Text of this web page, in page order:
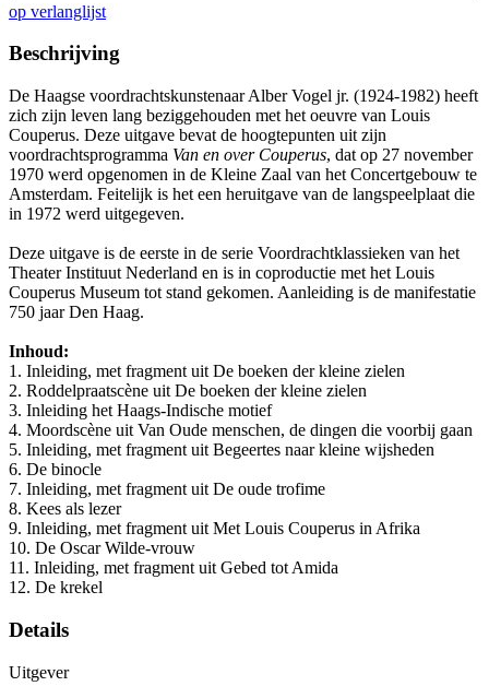
op verlanglijst
Beschrijving
De Haagse voordrachtskunstenaar Alber Vogel jr. (1924-1982) heeft
zich zijn leven lang beziggehouden met het oeuvre van Louis
Couperus. Deze uitgave bevat de hoogtepunten uit zijn
voordrachtsprogramma Van en over Couperus, dat op 27 november
1970 werd opgenomen in de Kleine Zaal van het Concertgebouw te
Amsterdam. Feitelijk is het een heruitgave van de langspeelplaat die
in 1972 werd uitgegeven.
Deze uitgave is de eerste in de serie Voordrachtklassieken van het
Theater Instituut Nederland en is in coproductie met het Louis
Couperus Museum tot stand gekomen. Aanleiding is de manifestatie
750 jaar Den Haag.
Inhoud:
1. Inleiding, met fragment uit De boeken der kleine zielen
2. Roddelpraatscène uit De boeken der kleine zielen
3. Inleiding het Haags-Indische motief
4. Moordscène uit Van Oude menschen, de dingen die voorbij gaan
5. Inleiding, met fragment uit Begeertes naar kleine wijsheden
6. De binocle
7. Inleiding, met fragment uit De oude trofime
8. Kees als lezer
9. Inleiding, met fragment uit Met Louis Couperus in Afrika
10. De Oscar Wilde-vrouw
11. Inleiding, met fragment uit Gebed tot Amida
12. De krekel
Details
Uitgever